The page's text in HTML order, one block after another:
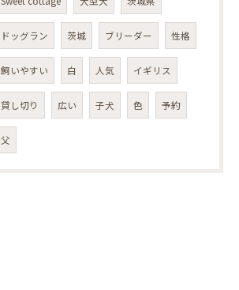
ドッグラン 茨城 ブリーダー 性格
飼いやすい 白 人気 イギリス
貸し切り 広い 子犬 色 予約
父